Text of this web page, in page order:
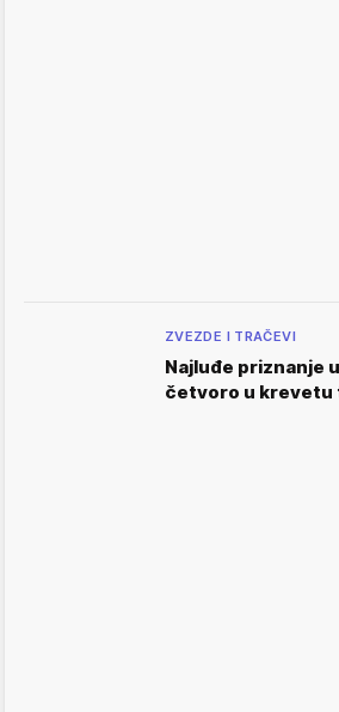
ZVEZDE I TRAČEVI
Najluđe priznanje
četvoro u krevetu